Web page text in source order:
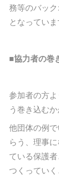
務等のバッ
となっていま
■協力者の巻
参加者の方
う巻き込む
他団体の例
らう、理事
ている保護
つくってい